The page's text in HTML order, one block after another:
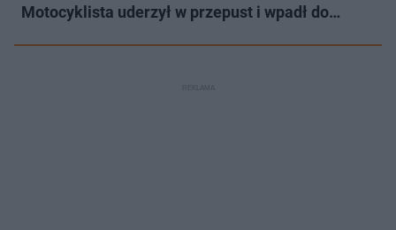
Motocyklista uderzył w przepust i wpadł do…